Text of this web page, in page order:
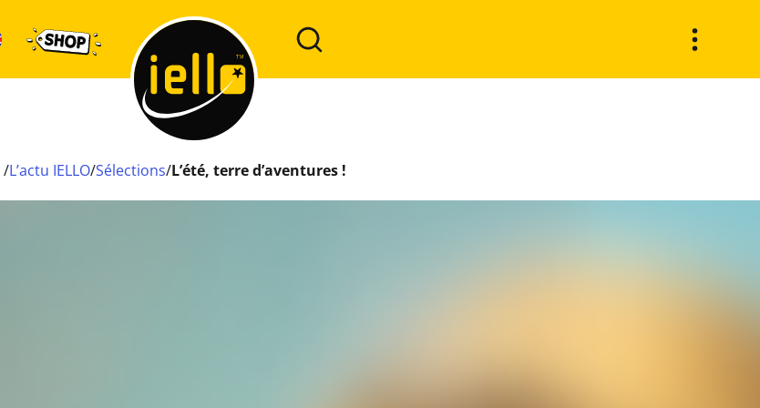
/L’actu IELLO/Sélections/L’été, terre d’aventures !